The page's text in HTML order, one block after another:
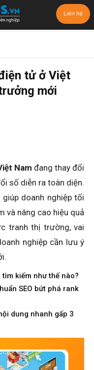
Liên hệ
tử ở Việt
mới
Nam đang thay đổi
số diễn ra toàn diện.
doanh nghiệp tối
và nâng cao hiệu quả
tranh thị trường, vai
nghiệp cần lưu ý
kiếm như thế nào?
SEO bứt phá rank
dung nhanh gấp 3